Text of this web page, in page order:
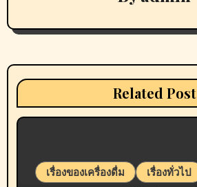
g
a
Related Post
เรื่องของเครื่องดื่ม เรื่องทั่วไป